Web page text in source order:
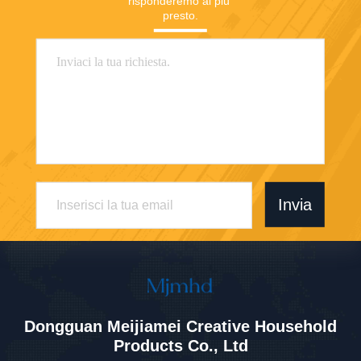
presto.
Invia
Dongguan Meijiamei Creative Household
Products Co., Ltd